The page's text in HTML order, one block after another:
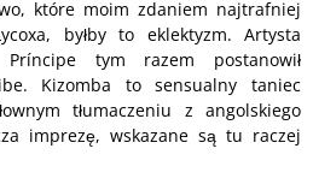
które moim zdaniem najtrafniej
byłby to eklektyzm. Artysta
tym razem postanowił
Kizomba to sensualny taniec
tłumaczeniu z angolskiego
imprezę, wskazane są tu raczej